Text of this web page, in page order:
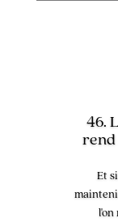
46.
rend
Et
l'on